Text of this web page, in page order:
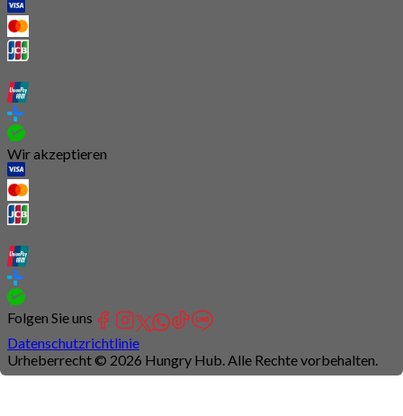
Wir akzeptieren
Folgen Sie uns
Datenschutzrichtlinie
Urheberrecht © 2026 Hungry Hub. Alle Rechte vorbehalten.
Connection